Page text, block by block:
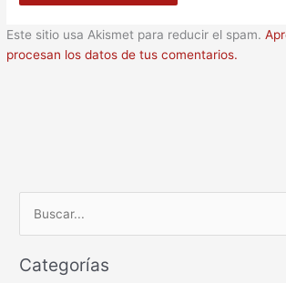
Este sitio usa Akismet para reducir el spam.
procesan los datos de tus comentarios.
s
Categorías